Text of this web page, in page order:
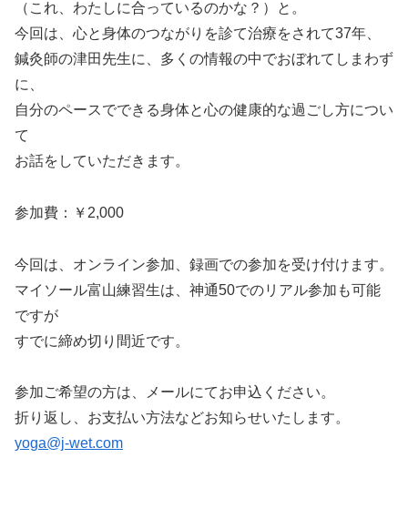
（これ、わたしに合っているのかな？）と。
今回は、心と身体のつながりを診て治療をされて37年、
鍼灸師の津田先生に、多くの情報の中でおぼれてしまわず
に、
自分のペースでできる身体と心の健康的な過ごし方につい
て
お話をしていただきます。
参加費：￥2,000
今回は、オンライン参加、録画での参加を受け付けます。
マイソール富山練習生は、神通50でのリアル参加も可能
ですが
すでに締め切り間近です。
参加ご希望の方は、メールにてお申込ください。
折り返し、お支払い方法などお知らせいたします。
yoga@j-wet.com